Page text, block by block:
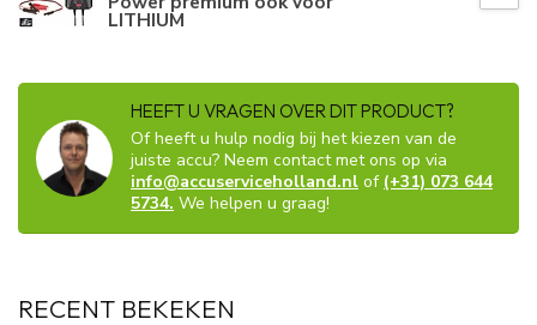
LITHIUM
HEEFT U VRAGEN OVER DIT PRODUCT?
Of heeft u hulp nodig bij het kiezen van de
juiste accu? Neem contact met ons op via
info@accuserviceholland.nl of (+31) 073 644
5734. We helpen u graag!
RECENT BEKEKEN